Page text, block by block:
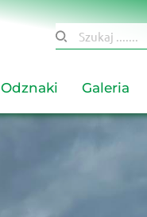
Szukaj .......
Odznaki Galeria